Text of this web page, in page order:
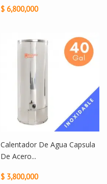
$ 6,800,000
Calentador De Agua Capsula
De Acero...
$ 3,800,000